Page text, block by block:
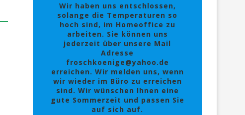
Wir haben uns entschlossen,
solange die Temperaturen so
hoch sind, im Homeoffice zu
arbeiten. Sie können uns
jederzeit über unsere Mail
Adresse
froschkoenige@yahoo.de
erreichen. Wir melden uns, wenn
wir wieder im Büro zu erreichen
sind. Wir wünschen Ihnen eine
gute Sommerzeit und passen Sie
auf sich auf.